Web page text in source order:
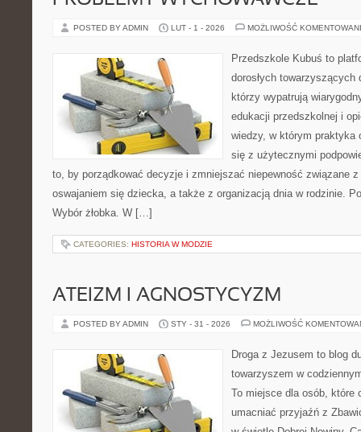
POSTED BY ADMIN LUT - 1 - 2026 MOŻLIWOŚĆ
Przedszkole Kubuś to
dorosłych
którzy wypatrują
edukacji przedszkolnej i
wiedzy, w którym praktyka
się z użytecznymi
to, by porządkować decyzje i zmniejszać niepewność związane
oswajaniem się dziecka, a także z organizacją dnia w rodzinie.
Wybór żłobka. W […]
CATEGORIES: HISTORIA W MODZIE
ATEIZM I AGNOSTYCYZM
POSTED BY ADMIN STY - 31 - 2026 MOŻLIWOŚĆ
Droga z Jezusem to blog
towarzyszem w
To miejsce dla osób, które
umacniać przyjaźń z